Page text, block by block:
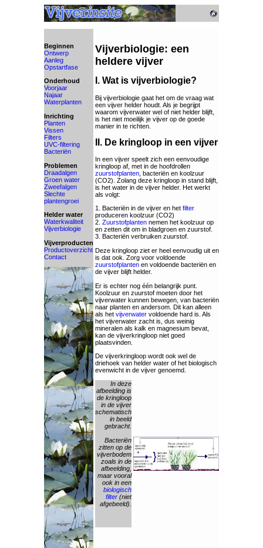
Beginnen
Ontwerp
Aanleg
Opstartfase
Onderhoud
Voorjaar
Najaar
Waterplanten
Inrichting
Planten
Vissen
Filters
UVC-filtering
Bacteriën
Problemen
Draadalgen
Groen water
Zweefalgen
Slechte
plantengroei
Helder water
Waterkwaliteit
Vijverbiologie
Vijverproducten
Productoverzicht
Contact
Vijverbiologie: een
heldere vijver
I. Wat is vijverbiologie?
Bij vijverbiologie gaat het om de vraag wat
een vijver helder houdt. Als je begrijpt
waarom vijverwater wel of niet helder blijft,
is het niet moeilijk je vijver op de goede
manier in te richten.
II. De kringloop in een vijver
In een vijver speelt zich een eenvoudige
kringloop af, met in de hoofdrollen
zuurstofplanten , bacteriën en koolzuur
(CO2). Zolang deze kringloop in stand blijft,
is het water in de vijver helder. Het werkt
als volgt:
1. Bacteriën in de vijver en het filter
produceren koolzuur (CO2)
2. Zuurstofplanten nemen het koolzuur op
en zetten dit om in bladgroen en zuurstof.
3. Bacteriën verbruiken zuurstof.
Deze kringloop ziet er heel eenvoudig uit en
is dat ook. Zorg voor voldoende
zuurstofplanten en voldoende bacteriën en
de vijver blijft helder.
Er is echter nog één belangrijk punt.
Koolzuur en zuurstof moeten door het
vijverwater kunnen bewegen, van bacteriën
naar planten en andersom. Dit kan alleen
als het vijverwater voldoende hard is. Als
het vijverwater zacht is, dus weinig
mineralen als kalk en magnesium bevat,
kan de vijverkringloop niet goed
plaatsvinden.
De vijverkringloop wordt ook wel de
driehoek van helder water of het biologisch
evenwicht in de vijver genoemd.
In deze
afbeelding is
de kringloop
in de vijver
schematisch
in beeld
gebracht.
Bacteriën
zitten op de
vijverbodem
zoals in de
afbeelding,
maar vooral
ook in een
biologisch
filter (niet
afgebeeld).